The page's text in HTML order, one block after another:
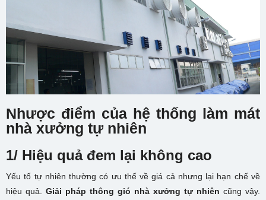
Nhược điểm của hệ thống làm mát
nhà xưởng tự nhiên
1/ Hiệu quả đem lại không cao
Yếu tố tự nhiên thường có ưu thế về giá cả nhưng lại hạn chế về
hiệu quả. Giải pháp thông gió nhà xưởng tự nhiên cũng vậy.